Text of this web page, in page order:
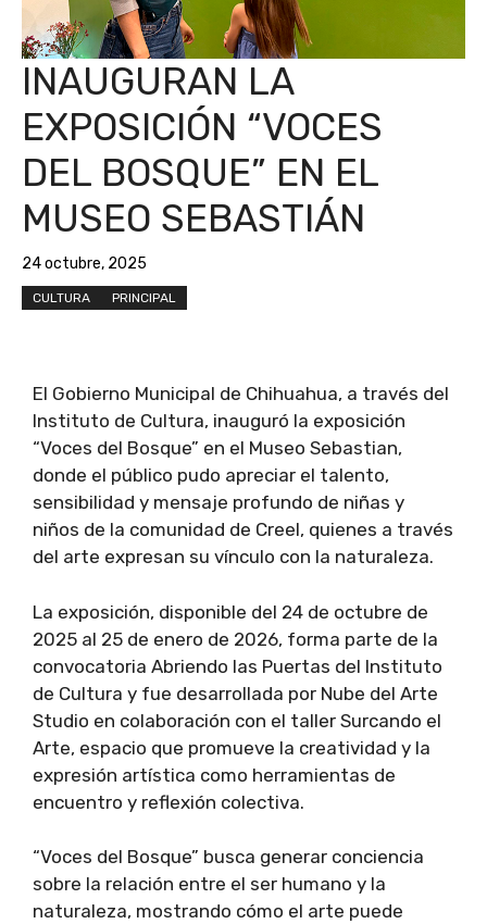
INAUGURAN LA
EXPOSICIÓN “VOCES
DEL BOSQUE” EN EL
MUSEO SEBASTIÁN
24 octubre, 2025
CULTURA PRINCIPAL
El Gobierno Municipal de Chihuahua, a través del
Instituto de Cultura, inauguró la exposición
“Voces del Bosque” en el Museo Sebastian,
donde el público pudo apreciar el talento,
sensibilidad y mensaje profundo de niñas y
niños de la comunidad de Creel, quienes a través
del arte expresan su vínculo con la naturaleza.
La exposición, disponible del 24 de octubre de
2025 al 25 de enero de 2026, forma parte de la
convocatoria Abriendo las Puertas del Instituto
de Cultura y fue desarrollada por Nube del Arte
Studio en colaboración con el taller Surcando el
Arte, espacio que promueve la creatividad y la
expresión artística como herramientas de
encuentro y reflexión colectiva.
“Voces del Bosque” busca generar conciencia
sobre la relación entre el ser humano y la
naturaleza, mostrando cómo el arte puede